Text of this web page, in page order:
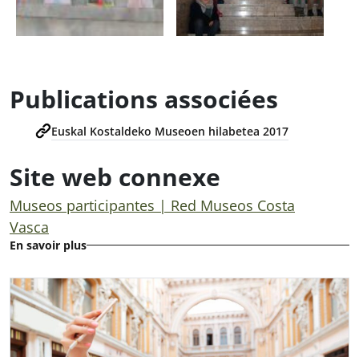
Publications associées
Euskal Kostaldeko Museoen hilabetea 2017
Site web connexe
Museos participantes | Red Museos Costa
Vasca
En savoir plus